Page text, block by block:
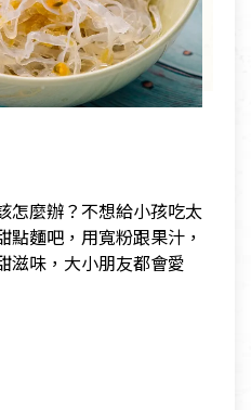
怎麼辦？不想給小孩吃太
麵吧，用寬粉跟果汁，
滋味，大小朋友都會愛